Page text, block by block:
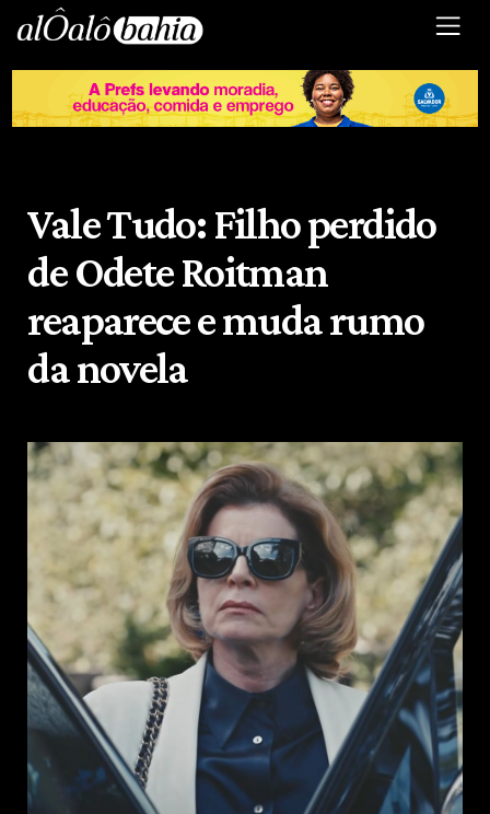
Vale Tudo: Filho perdido
de Odete Roitman
reaparece e muda rumo
da novela